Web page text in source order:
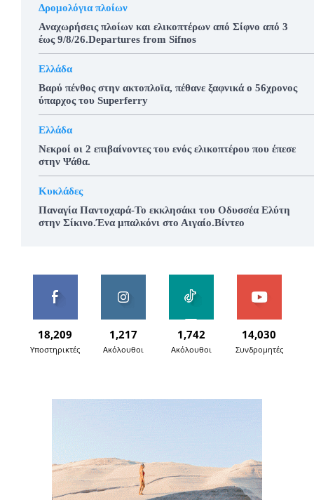
Δρομολόγια πλοίων
Αναχωρήσεις πλοίων και ελικοπτέρων από Σίφνο από 3
έως 9/8/26.Departures from Sifnos
Ελλάδα
Βαρύ πένθος στην ακτοπλοϊα, πέθανε ξαφνικά ο 56χρονος
ύπαρχος του Superferry
Ελλάδα
Νεκροί οι 2 επιβαίνοντες του ενός ελικοπτέρου που έπεσε
στην Ψάθα.
Κυκλάδες
Παναγία Παντοχαρά-Το εκκλησάκι του Οδυσσέα Ελύτη
στην Σίκινο.Ένα μπαλκόνι στο Αιγαίο.Βίντεο
18,209
Υποστηρικτές
1,217
Ακόλουθοι
1,742
Ακόλουθοι
14,030
Συνδρομητές